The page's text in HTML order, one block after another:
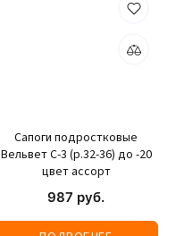
Сапоги подростковые
Вельвет С-3 (р.32-36) до -20
цвет ассорт
987 руб.